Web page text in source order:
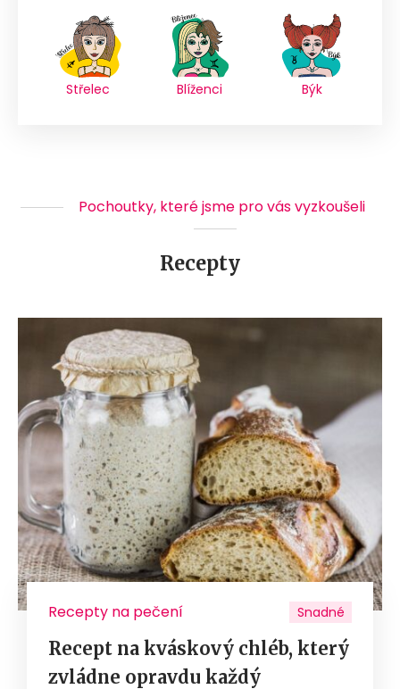
Střelec Blíženci Býk
Pochoutky, které jsme pro vás vyzkoušeli
Recepty
Recepty na pečení Snadné
Recept na kváskový chléb, který
zvládne opravdu každý